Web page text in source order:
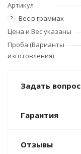
Артикул
? Вес в граммах
Цена и Вес указаны
Проба (Варианты
изготовления)
Задать вопрос
Гарантия
Отзывы